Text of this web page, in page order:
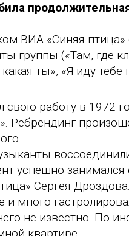
ВИА «Синяя
группы («Там, где
ты», «Я иду тебе
работу в 1972
Ребрендинг
успешно
Сергея
много
не известно. По